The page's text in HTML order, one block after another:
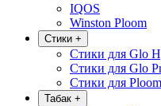
IQOS
Winston Ploom
Стики +
Стики для Glo
Стики для Glo
Стики для
Табак +